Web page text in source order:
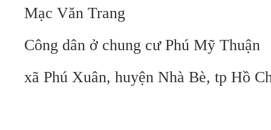
Mạc Văn Trang
Công dân ở chung cư Phú Mỹ Thuận
xã Phú Xuân, huyện Nhà Bè, tp Hồ